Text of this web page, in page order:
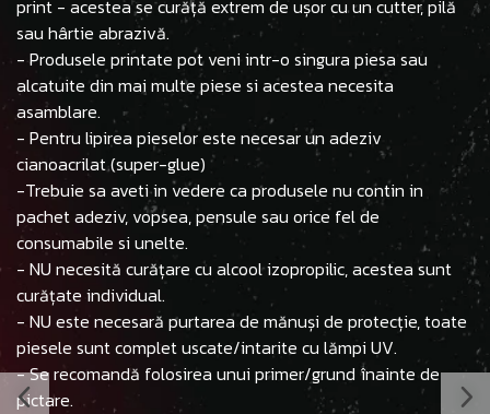
print - acestea se curăță extrem de ușor cu un cutter, pilă
sau hârtie abrazivă.
- Produsele printate pot veni intr-o singura piesa sau
alcatuite din mai multe piese si acestea necesita
asamblare.
- Pentru lipirea pieselor este necesar un adeziv
cianoacrilat (super-glue)
-Trebuie sa aveti in vedere ca produsele nu contin in
pachet adeziv, vopsea, pensule sau orice fel de
consumabile si unelte.
- NU necesită curățare cu alcool izopropilic, acestea sunt
curățate individual.
- NU este necesară purtarea de mănuși de protecție, toate
piesele sunt complet uscate/intarite cu lămpi UV.
- Se recomandă folosirea unui primer/grund înainte de
pictare.